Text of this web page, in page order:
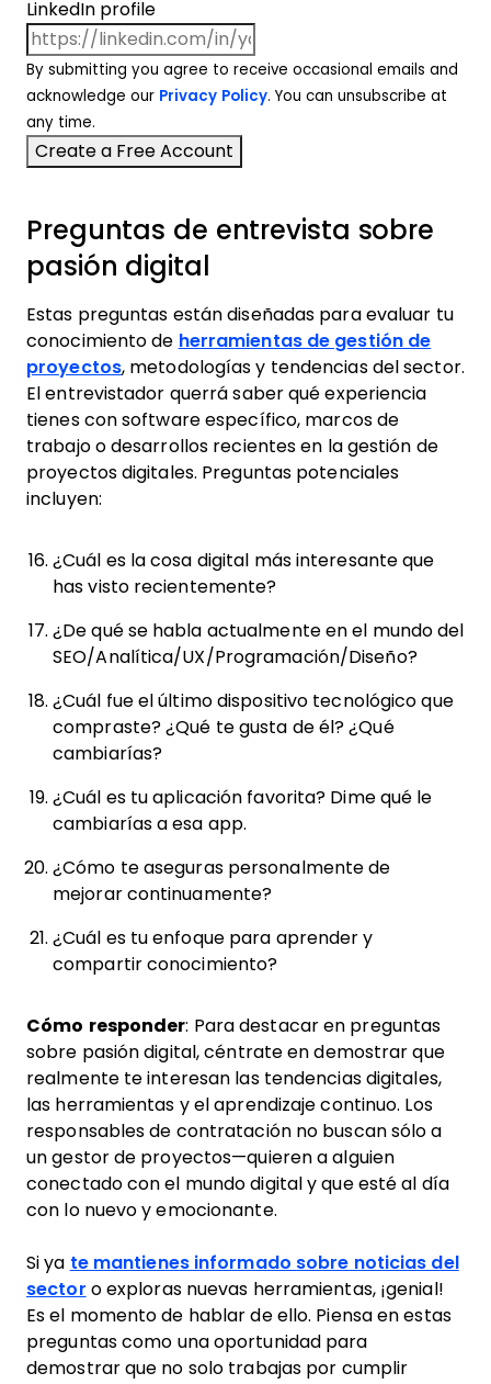
LinkedIn profile
By submitting you agree to receive occasional emails and
acknowledge our Privacy Policy. You can unsubscribe at
any time.
Preguntas de entrevista sobre
pasión digital
Estas preguntas están diseñadas para evaluar tu
conocimiento de herramientas de gestión de
proyectos, metodologías y tendencias del sector.
El entrevistador querrá saber qué experiencia
tienes con software específico, marcos de
trabajo o desarrollos recientes en la gestión de
proyectos digitales. Preguntas potenciales
incluyen:
¿Cuál es la cosa digital más interesante que
has visto recientemente?
¿De qué se habla actualmente en el mundo del
SEO/Analítica/UX/Programación/Diseño?
¿Cuál fue el último dispositivo tecnológico que
compraste? ¿Qué te gusta de él? ¿Qué
cambiarías?
¿Cuál es tu aplicación favorita? Dime qué le
cambiarías a esa app.
¿Cómo te aseguras personalmente de
mejorar continuamente?
¿Cuál es tu enfoque para aprender y
compartir conocimiento?
Cómo responder: Para destacar en preguntas
sobre pasión digital, céntrate en demostrar que
realmente te interesan las tendencias digitales,
las herramientas y el aprendizaje continuo. Los
responsables de contratación no buscan sólo a
un gestor de proyectos—quieren a alguien
conectado con el mundo digital y que esté al día
con lo nuevo y emocionante.
Si ya te mantienes informado sobre noticias del
sector o exploras nuevas herramientas, ¡genial!
Es el momento de hablar de ello. Piensa en estas
preguntas como una oportunidad para
demostrar que no solo trabajas por cumplir